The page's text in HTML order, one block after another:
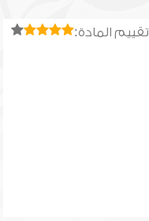
تقييم المادة: